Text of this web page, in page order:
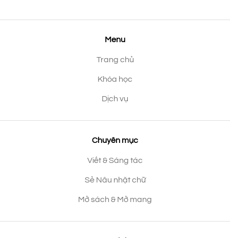
Menu
Trang chủ
Khóa học
Dịch vụ
Chuyên mục
Viết & Sáng tác
Sẻ Nâu nhặt chữ
Mở sách & Mở mang